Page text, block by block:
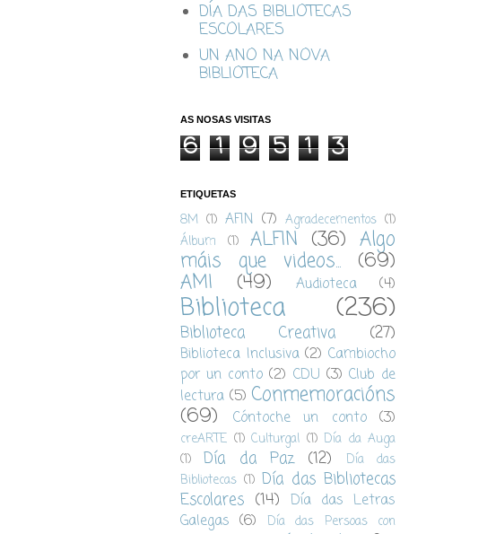
DÍA DAS BIBLIOTECAS
ESCOLARES
UN ANO NA NOVA
BIBLIOTECA
AS NOSAS VISITAS
6 1 9 5 1 3
ETIQUETAS
8M (1) AFIN (7) Agradecementos (1)
Álbum
(1) ALFIN (36) Algo
máis que videos... (69)
AMI (49) Audioteca (4)
Biblioteca (236)
Biblioteca Creativa (27)
Biblioteca Inclusiva (2) Cambiocho
por un conto (2) CDU (3) Club de
lectura (5) Conmemoracións
(69) Cóntoche un conto (3)
creARTE (1) Culturgal (1) Día da Auga
(1)
Día da Paz (12)
Día das
Bibliotecas (1) Día das Bibliotecas
Escolares (14) Día das Letras
Galegas (6)
Día das Persoas con